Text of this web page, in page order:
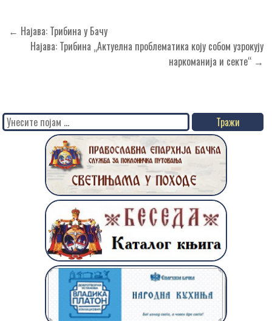
Кретање
чланка
← Најава: Трибина у Бачу
Најава: Трибина „Актуелна проблематика коју собом узрокују
наркоманија и секте“ →
Search
for: